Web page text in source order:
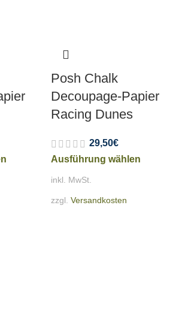
Posh Chalk
Decoupage-Papier
Racing Dunes
29,50€
Ausführung wählen
inkl. MwSt.
zzgl. Versandkosten